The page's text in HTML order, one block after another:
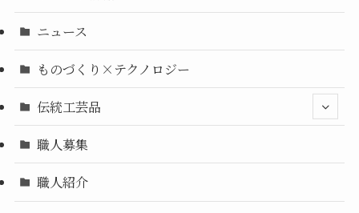
ニュース
ものづくり×テクノロジー
伝統工芸品
職人募集
職人紹介